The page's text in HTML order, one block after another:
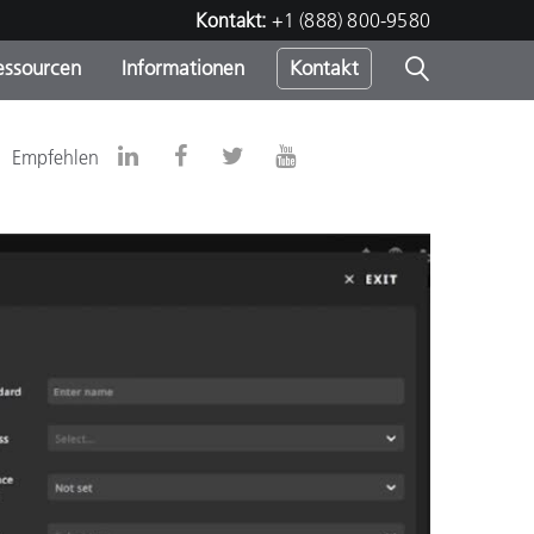
Kontakt: +1 (888) 800-9580
Informationen Kontakt
Empfehlen